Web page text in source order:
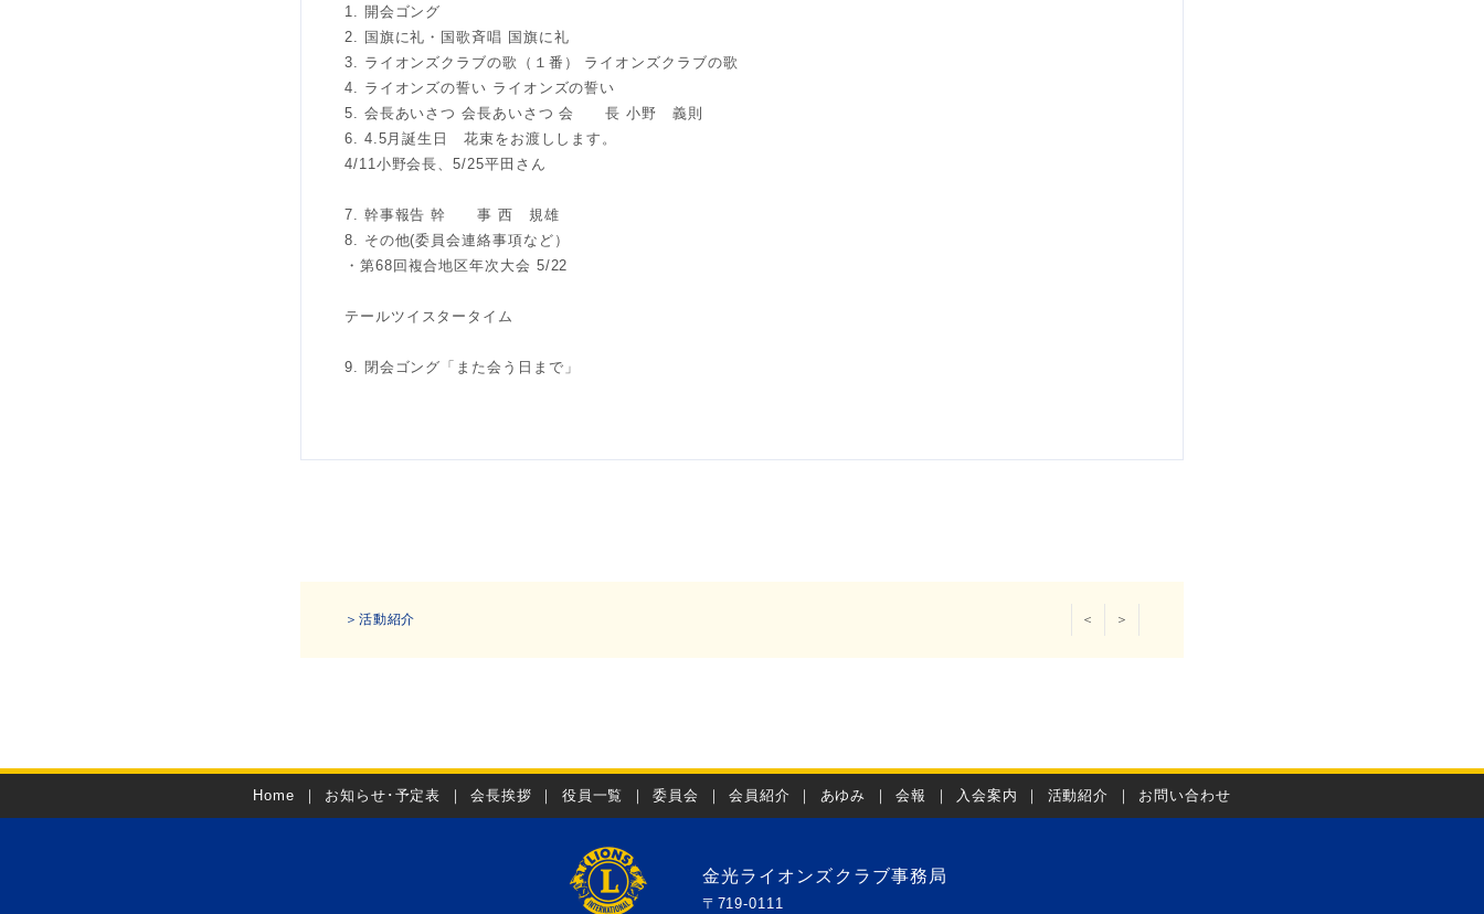
1. 開会ゴング
2. 国旗に礼・国歌斉唱 国旗に礼
3. ライオンズクラブの歌（１番） ライオンズクラブの歌
4. ライオンズの誓い ライオンズの誓い
5. 会長あいさつ 会長あいさつ 会 長 小野 義則
6. 4.5月誕生日 花束をお渡しします。
4/11小野会長、5/25平田さん
7. 幹事報告 幹 事 西 規雄
8. その他(委員会連絡事項など）
・第68回複合地区年次大会 5/22
テールツイスタータイム
9. 閉会ゴング「また会う日まで」
＞活動紹介 ＜ ＞
Home ｜ お知らせ･予定表 ｜ 会長挨拶 ｜ 役員一覧 ｜ 委員会 ｜ 会員紹介 ｜ あゆみ ｜ 会報 ｜ 入会案内 ｜ 活動紹介 ｜ お問い合わせ
金光ライオンズクラブ事務局
〒719-0111